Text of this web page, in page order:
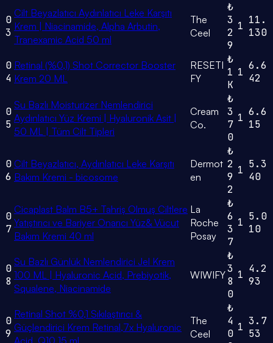
0
3
Cilt Beyazlatıcı Aydınlatıcı Leke Karşıtı
Krem | Niacinamide, Alpha Arbutin,
Tranexamic Acid 50 ml
The
Ceel
₺
3
2
9
1 11.
130
0
4
Retinal (%0,1) Shot Corrector Booster
Krem 20 ML
RESETI
FY
₺
1
K
1
6.6
42
0
5
Su Bazlı Moisturizer Nemlendirici
Aydınlatıcı Yüz Kremi | Hyaluronik Asit |
50 ML | Tüm Cilt Tipleri
Cream
Co.
₺
3
7
0
1 6.6
15
0
6
Cilt Beyazlatıcı, Aydınlatıcı Leke Karşıtı
Bakım Kremi - bicosome
Dermot
en
₺
2
9
2
1 5.3
40
0
7
Cicaplast Balm B5+ Tahriş Olmuş Ciltlere
Yatıştırıcı ve Bariyer Onarıcı Yüz& Vücut
Bakım Kremi 40 ml
La
Roche
Posay
₺
6
3
7
1 5.0
10
0
8
Su Bazlı Günlük Nemlendirici Jel Krem
100 ML | Hyaluronic Acid, Prebiyotik,
Squalene, Niacinamide
WIWIFY
₺
3
8
0
1 4.2
93
0
9
Retinal Shot %0,1 Sıkılaştırıcı &
Güçlendirici Krem Retinal,7x Hyaluronic
The
Ceel
₺
4
0
1 3.7
53